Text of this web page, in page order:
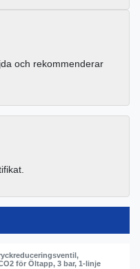
och rekommenderar
för Öltapp, 3 bar, 1-linje